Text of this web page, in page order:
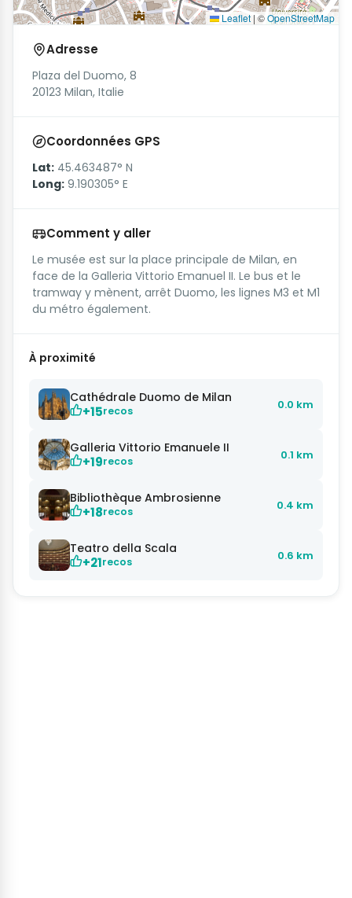
Leaflet | ©OpenStreetMap
Adresse
Plaza del Duomo, 8
20123 Milan, Italie
Coordonnées GPS
Lat: 45.463487° N
Long: 9.190305° E
Comment y aller
Le musée est sur la place principale de Milan, en
face de la Galleria Vittorio Emanuel II. Le bus et le
tramway y mènent, arrêt Duomo, les lignes M3 et M1
du métro également.
À proximité
Cathédrale Duomo de Milan
+15recos 0.0 km
Galleria Vittorio Emanuele II
+19recos 0.1 km
Bibliothèque Ambrosienne
+18recos 0.4 km
Teatro della Scala
+21recos 0.6 km